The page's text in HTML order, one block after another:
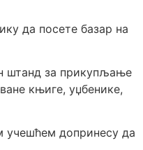
да посете базар на
штанд за прикупљање
књиге, уџбенике,
учешћем допринесу да